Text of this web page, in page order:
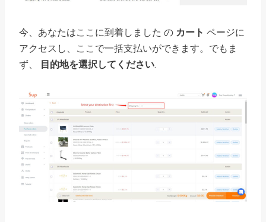
今、あなたはここに到着しました の カート ページに
アクセスし、ここで一括支払いができます。でもま
ず、
目的地を選択してください.